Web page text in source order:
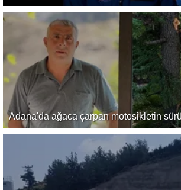
Adana'da ağaca çarpan motosikletin